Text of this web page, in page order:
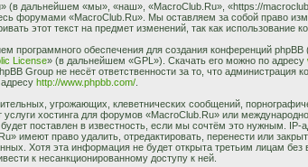
(в дальнейшем «мы», «наш», «MacroClub.Ru», «https://
форумами «MacroClub.Ru». Мы оставляем за собой право
этот текст на предмет изменений, так как
программного обеспечения для создания конференций
License» (в дальнейшем «GPL»). Скачать его можно по адресу
Group не несёт ответственности за то, что
http://www.phpbb.com/.
угрожающих, клеветнических сообщений,
услуги хостинга для форумов «MacroClub.Ru» или
поставлен в известность, если мы сочтём это нужным.
имеют право удалить, отредактировать, перенести или
Хотя эта информация не будет открыта третьим лицам
к несанкционированному доступу к ней.